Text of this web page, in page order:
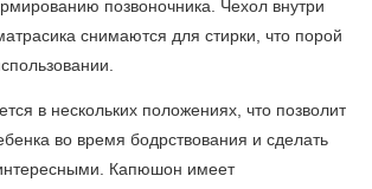
позвоночника. Чехол внутри
снимаются для стирки, что порой
в нескольких положениях, что позволит
во время бодрствования и сделать
Капюшон имеет